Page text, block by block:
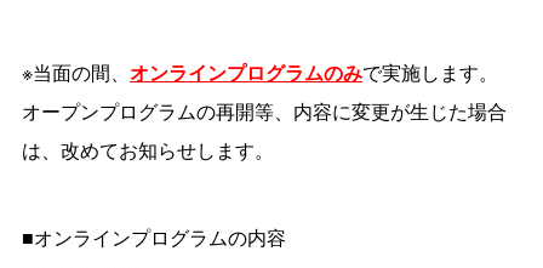
※当面の間、 オンラインプログラムのみで実施します。
オープンプログラムの再開等、内容に変更が生じた場合
は、改めてお知らせします。
■オンラインプログラムの内容